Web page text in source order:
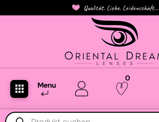
Qualität. Liebe. Leidenschaft...
Menu
0
Products